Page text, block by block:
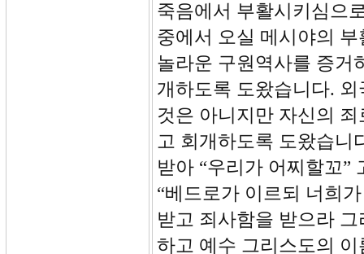
죽음에서 부활시키심으
중에서 오실 메시야의
놀라운 구원역사를 증거
개하도록 도왔습니다.
것은 아니지만 자신의
고 회개하도록 도왔습니
받아 “우리가 어찌할꼬”
“베드로가 이르되 너희
받고 죄사함을 받으라
하고 예수 그리스도의